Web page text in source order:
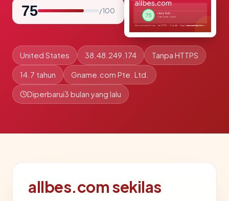
75 / 100
United States 38.48.249.174 Tanpa HTTPS
14.7 tahun Gname.com Pte. Ltd.
Diperbarui3 bulan yang lalu
allbes.com sekilas